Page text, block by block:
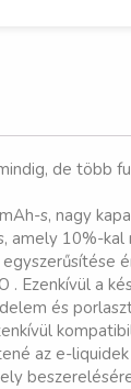
de több
s, nagy
10%-kal
. Ezenkívül a
és
az e-